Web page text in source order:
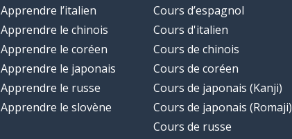
Apprendre l’italien
Apprendre le chinois
Apprendre le coréen
Apprendre le japonais
Apprendre le russe
Apprendre le slovène
Cours d’espagnol
Cours d'italien
Cours de chinois
Cours de coréen
Cours de japonais (Kanji)
Cours de japonais (Romaji)
Cours de russe